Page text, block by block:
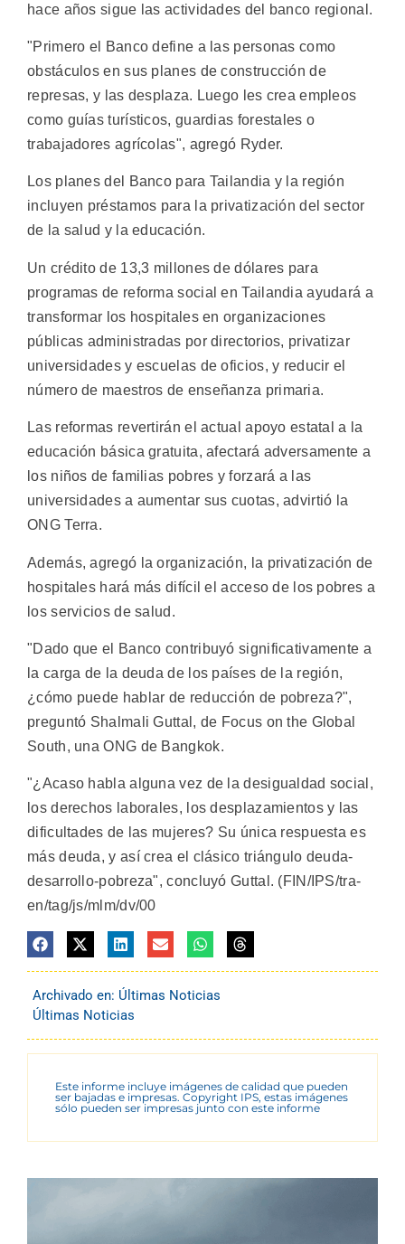
hace años sigue las actividades del banco regional.
"Primero el Banco define a las personas como
obstáculos en sus planes de construcción de
represas, y las desplaza. Luego les crea empleos
como guías turísticos, guardias forestales o
trabajadores agrícolas", agregó Ryder.
Los planes del Banco para Tailandia y la región
incluyen préstamos para la privatización del sector
de la salud y la educación.
Un crédito de 13,3 millones de dólares para
programas de reforma social en Tailandia ayudará a
transformar los hospitales en organizaciones
públicas administradas por directorios, privatizar
universidades y escuelas de oficios, y reducir el
número de maestros de enseñanza primaria.
Las reformas revertirán el actual apoyo estatal a la
educación básica gratuita, afectará adversamente a
los niños de familias pobres y forzará a las
universidades a aumentar sus cuotas, advirtió la
ONG Terra.
Además, agregó la organización, la privatización de
hospitales hará más difícil el acceso de los pobres a
los servicios de salud.
"Dado que el Banco contribuyó significativamente a
la carga de la deuda de los países de la región,
¿cómo puede hablar de reducción de pobreza?",
preguntó Shalmali Guttal, de Focus on the Global
South, una ONG de Bangkok.
"¿Acaso habla alguna vez de la desigualdad social,
los derechos laborales, los desplazamientos y las
dificultades de las mujeres? Su única respuesta es
más deuda, y así crea el clásico triángulo deuda-
desarrollo-pobreza", concluyó Guttal. (FIN/IPS/tra-
en/tag/js/mlm/dv/00
Archivado en: Últimas Noticias
Últimas Noticias
Este informe incluye imágenes de calidad que pueden
ser bajadas e impresas. Copyright IPS, estas imágenes
sólo pueden ser impresas junto con este informe